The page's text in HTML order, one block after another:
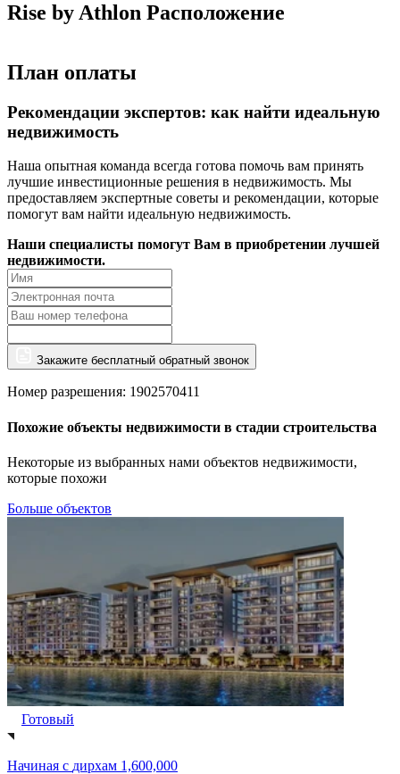
Rise by Athlon Расположение
План оплаты
Рекомендации экспертов: как найти идеальную
недвижимость
Наша опытная команда всегда готова помочь вам принять
лучшие инвестиционные решения в недвижимость. Мы
предоставляем экспертные советы и рекомендации, которые
помогут вам найти идеальную недвижимость.
Наши специалисты помогут Вам в приобретении лучшей
недвижимости.
Закажите бесплатный обратный звонок
Номер разрешения: 1902570411
Похожие объекты недвижимости в стадии строительства
Некоторые из выбранных нами объектов недвижимости,
которые похожи
Больше объектов
Готовый
Начиная с дирхам 1,600,000